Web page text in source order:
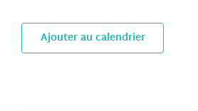
Ajouter au calendrier